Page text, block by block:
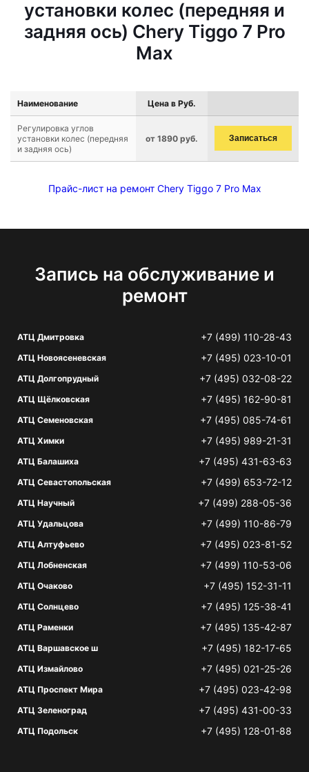
установки колес (передняя и
задняя ось) Chery Tiggo 7 Pro
Max
Наименование Цена в Руб.
Регулировка углов
установки колес (передняя
и задняя ось)
от 1890 руб. Записаться
Прайс-лист на ремонт Chery Tiggo 7 Pro Max
Запись на обслуживание и
ремонт
АТЦ Дмитровка +7 (499) 110-28-43
АТЦ Новоясеневская +7 (495) 023-10-01
АТЦ Долгопрудный +7 (495) 032-08-22
АТЦ Щёлковская +7 (495) 162-90-81
АТЦ Семеновская +7 (495) 085-74-61
АТЦ Химки +7 (495) 989-21-31
АТЦ Балашиха +7 (495) 431-63-63
АТЦ Севастопольская +7 (499) 653-72-12
АТЦ Научный +7 (499) 288-05-36
АТЦ Удальцова +7 (499) 110-86-79
АТЦ Алтуфьево +7 (495) 023-81-52
АТЦ Лобненская +7 (499) 110-53-06
АТЦ Очаково +7 (495) 152-31-11
АТЦ Солнцево +7 (495) 125-38-41
АТЦ Раменки +7 (495) 135-42-87
АТЦ Варшавское ш +7 (495) 182-17-65
АТЦ Измайлово +7 (495) 021-25-26
АТЦ Проспект Мира +7 (495) 023-42-98
АТЦ Зеленоград +7 (495) 431-00-33
АТЦ Подольск +7 (495) 128-01-88